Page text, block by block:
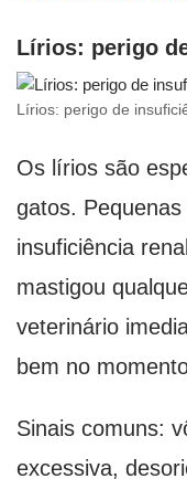
Lírios: perigo
Lírios: perigo de
Os lírios são
gatos.
insuficiência
mastigou
veterinário
bem no
Sinais comuns:
excessiva,